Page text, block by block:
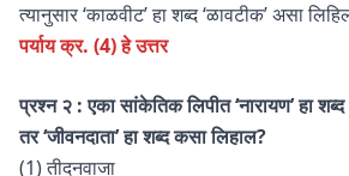
त्यानुसार ‘काळवीट’ हा शब्द ‘ळावटीक’ असा
पर्याय क्र. (4) हे उत्तर
प्रश्न २ : एका सांकेतिक लिपीत ‘नारायण’ हा शब्द
तर ‘जीवनदाता’ हा शब्द कसा लिहाल?
(1) तीदनवाजा